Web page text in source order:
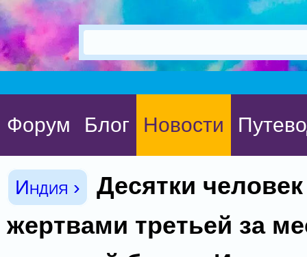
Форум Блог Новости
Индия ›
Десятки
жертвами третьей за